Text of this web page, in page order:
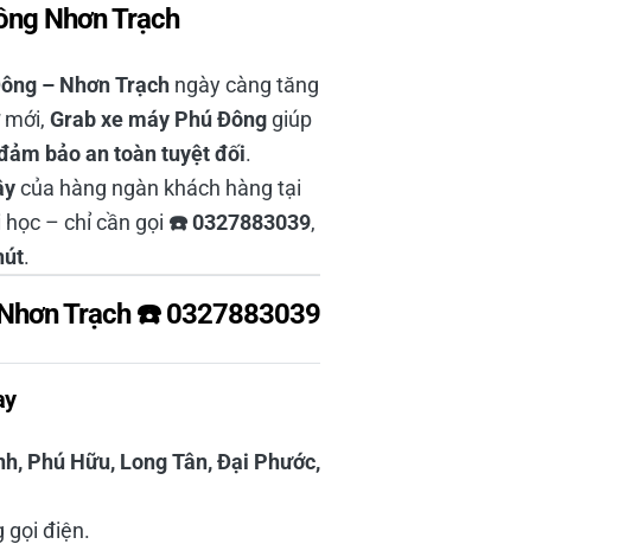
Nhơn Trạch
– Nhơn Trạch ngày càng tăng
Grab xe máy Phú Đông giúp
bảo an toàn tuyệt đối.
của hàng ngàn khách hàng tại
– chỉ cần gọi ☎️ 0327883039,
.
Trạch ☎️ 0327883039
Phú Hữu, Long Tân, Đại Phước,
gọi điện.